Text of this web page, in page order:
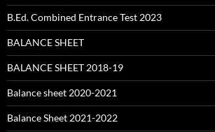
B.Ed. Combined Entrance Test 2023
BALANCE SHEET
BALANCE SHEET 2018-19
Balance sheet 2020-2021
Balance Sheet 2021-2022